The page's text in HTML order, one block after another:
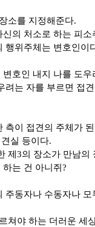
소를 지정해준다.
의 처소로 하는 피
행위주체는 변호인이
호인 내지 나를 도
려는 자를 부르면 접
측이 접견의 주체가
실 등이다.
제3의 장소가 만남의
는 건 아니쥐?
주동자나 수동자나
쳐야 하는 더러운 세